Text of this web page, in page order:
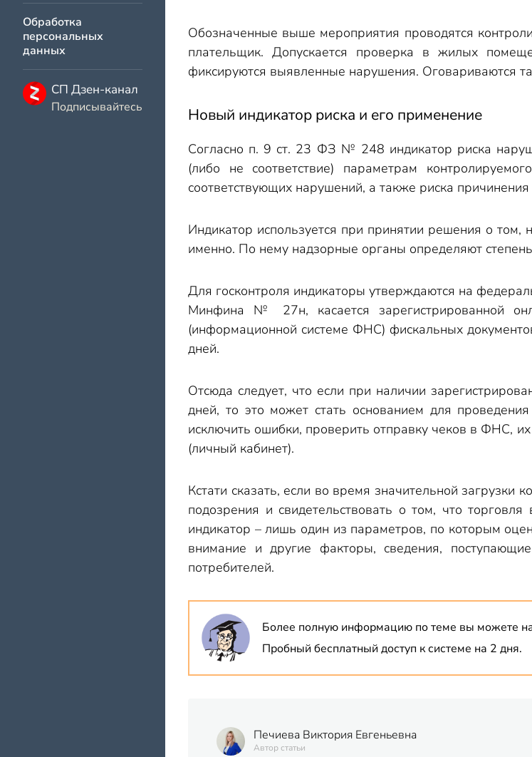
Обработка
персональных
данных
СП Дзен-канал
Подписывайтесь
Обозначенные выше мероприятия проводятся
плательщик. Допускается проверка в жилых
фиксируются выявленные нарушения. Оговариваются
Новый индикатор риска и его применение
Согласно п. 9 ст. 23 ФЗ № 248 индикатор риска
(либо не соответствие) параметрам
соответствующих нарушений, а также риска
Индикатор используется при принятии решения о
именно. По нему надзорные органы определяют
Для госконтроля индикаторы утверждаются на
Минфина № 27н, касается зарегистрированной
(информационной системе ФНС) фискальных
дней.
Отсюда следует, что если при наличии
дней, то это может стать основанием для
исключить ошибки, проверить отправку чеков в ФНС,
(личный кабинет).
Кстати сказать, если во время значительной
подозрения и свидетельствовать о том, что
индикатор – лишь один из параметров, по которым
внимание и другие факторы, сведения,
потребителей.
Более полную информацию по теме вы можете
Пробный бесплатный доступ к системе на 2 дня.
Печиева Виктория Евгеньевна
Автор статьи